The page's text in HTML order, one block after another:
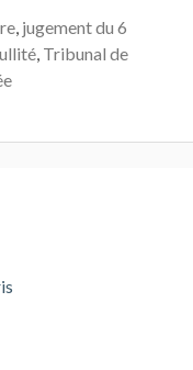
, jugement du 6
, Tribunal de